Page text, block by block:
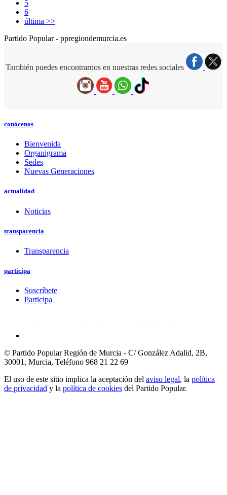
5
6
última >>
Partido Popular - ppregiondemurcia.es
También puedes encontrarnos en nuestras redes sociales
conócenos
Bienvenida
Organigrama
Sedes
Nuevas Generaciones
actualidad
Noticias
transparencia
Transparencia
participa
Suscríbete
Participa
© Partido Popular Región de Murcia - C/ González Adalid, 2B,
30001, Murcia, Teléfono 968 21 22 69
El uso de este sitio implica la aceptación del aviso legal, la política
de privacidad y la política de cookies del Partido Popular.